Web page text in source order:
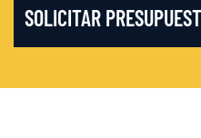
SOLICITAR